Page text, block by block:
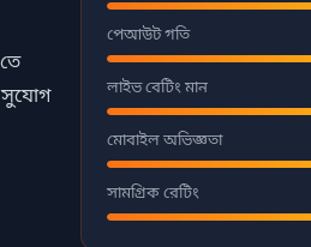
সুযোগ
পেআউট গতি
লাইভ বেটিং মান
মোবাইল অভিজ্ঞতা
সামগ্রিক রেটিং